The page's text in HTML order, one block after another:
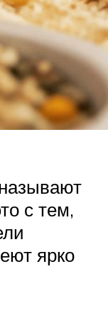
с тем,
ярко